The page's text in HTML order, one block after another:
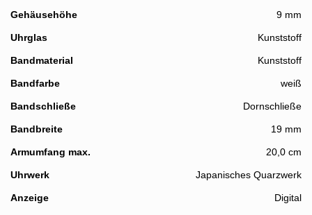
Gehäusehöhe 9 mm
Uhrglas Kunststoff
Bandmaterial Kunststoff
Bandfarbe weiß
Bandschließe Dornschließe
Details
Bandbreite 19 mm
Armumfang max. 20,0 cm
Uhrwerk Japanisches Quarzwerk
Anzeige Digital